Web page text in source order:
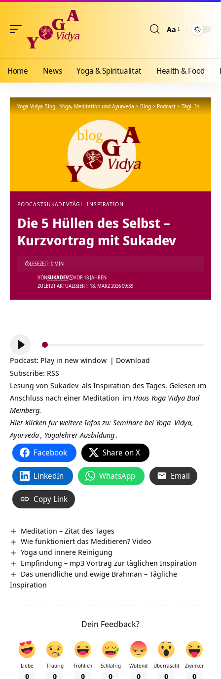
Aa
Home News Yoga & Spiritualität Health & Food
Yoga Vidya Blog - Yoga, Meditation und Ayurveda>Blog>Podcast>Tägl. Inspiration
PODCASTSUKADEVTÄGL. INSPIRATION
Die 5 Hüllen des Selbst –
Kurzvortrag mit Sukadev
ZULETZT AKTUALISIERT: 18. MÄRZ 2026 09:39
VONSUKADEV VOR 18 JAHREN
LESEZEIT: 0 MIN
Audio-
Player
Podcast: Play in new window | Download
Subscribe: RSS
Lesung von Sukadev als Inspiration des Tages. Gelesen im
Anschluss nach einer Meditation im Haus Yoga Vidya Bad
Meinberg.
Hier klicken für weitere Infos zu: Seminare bei Yoga Vidya,
Ayurveda, Yogalehrer Ausbildung.
Facebook Share on X
LinkedIn WhatsApp Email
Copy Link
Meditation – Zitat des Tages
Wie funktioniert das Meditieren? Video
Yoga und innere Reinigung
Empfindung – mp3 Vortrag zur täglichen Inspiration
Das unendliche und ewige Brahman – Tägliche
Inspiration
Dein Feedback?
Liebe
0
Traurig
0
Fröhlich
0
Schläfrig
0
Wütend
0
Überrascht
0
Zwinker
0